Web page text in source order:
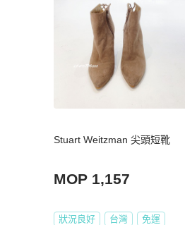
Stuart Weitzman 尖頭短靴
MOP 1,157
狀況良好 台灣 免運